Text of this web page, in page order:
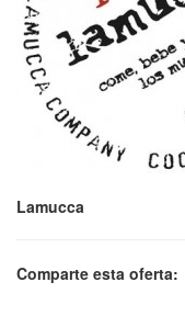
Lamucca
Comparte esta oferta: